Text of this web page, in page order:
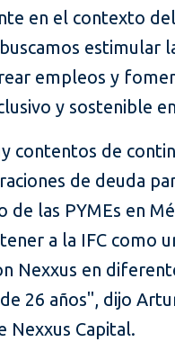
en el contexto del
estimular
empleos y
y sostenible
contentos de
de deuda
de las PYMEs en
a la IFC como
Nexxus en
26 años", dijo
Nexxus Capital.